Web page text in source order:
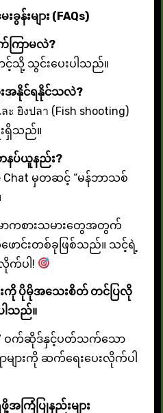
န်းများ (FAQs)
ြာမလဲ?
သို့ သွင်းပေးပါသည်။
နိုင်ရနိုင်သလဲ?
ะ ยิงปลา (Fish shooting)
းရှိသည်။
ပ်ယူနည်း?
Chat မှတဆင့် “မန်ဘာသစ်
မာကစားသမားတွေအတွက်
ာင်းတစ်ခုဖြစ်သည်။ သင့်ရဲ့
က်ပါ!
ကို ပိုမိုအသေးစိတ် တင်ပြလို
ါသည်။
ဝက်ဆိုဒ်နှင့်ပတ်သက်သော
ျားကို ဆက်ရေးပေးလိုက်ပါ
အကြံပြုနည်းများ